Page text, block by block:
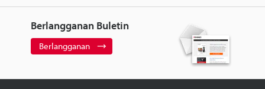
Berlangganan Buletin
Berlangganan